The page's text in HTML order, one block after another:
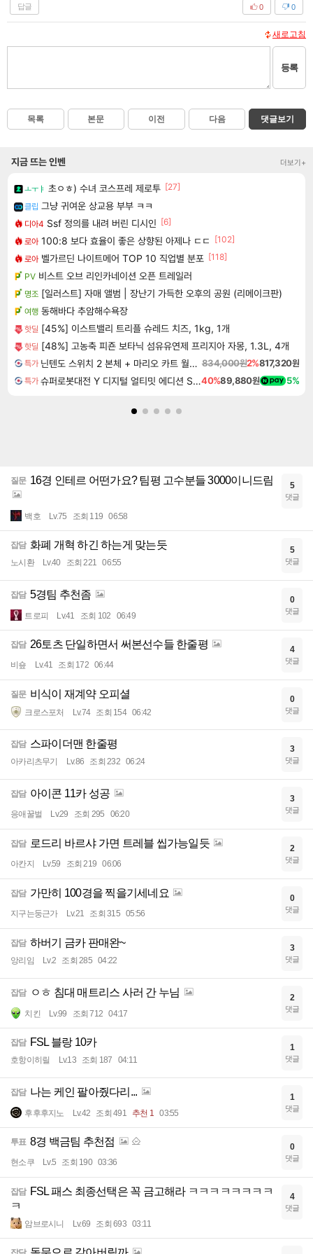
답글 0
0
새로고침
등록
목록 본문 이전 다음 댓글보기
지금 뜨는 인벤 더보기+
ㅗㅜㅑ 초ㅇㅎ) 수녀 코스프레 제로투 [27]
클립 그냥 귀여운 상교용 부부 ㅋㅋ
디아4 Ssf 정의를 내려 버린 디시인 [6]
로아 100:8 보다 효율이 좋은 상향된 아제나 ㄷㄷ
[102]
로아 벨가르딘 나이트메어 TOP 10 직업별 분포 [118]
PV 비스트 오브 리인카네이션 오픈 트레일러
명조 [일러스트] 자매 앨범 | 장난기 가득한 오후의 공원 (리메이크판)
여행 동해바다 추암해수욕장
핫딜 [45%] 이스트밸리 트리플 슈레드 치즈, 1kg, 1개
핫딜 [48%] 고농축 피죤 보타닉 섬유유연제 프리지아 자몽, 1.3L, 4개
특가 닌텐도 스위치 2 본체 + 마리오 카트 월드 + 포켓몬 포코피아 번들 834,000원2%817,320원
특가 슈퍼로봇대전 Y 디지털 얼티밋 에디션 Super Robot Wars Y Digital Ultimate Edition40%89,880원 5%
질문 16경 인테르 어떤가요? 팀평 고수분들 3000이니드림
백호 Lv.75 조회 119 06:58
5
댓글
잡담 화폐 개혁 하긴 하는게 맞는듯
노시환 Lv.40 조회 221 06:55
5
댓글
잡담 5경팀 추천좀
트로피 Lv.41 조회 102 06:49
0
댓글
잡담 26토츠 단일하면서 써본선수들 한줄평
비숖 Lv.41 조회 172 06:44
4
댓글
질문 비식이 재계약 오피셜
크로스포처 Lv.74 조회 154 06:42
0
댓글
잡담 스파이더맨 한줄평
아카리츠무기 Lv.86 조회 232 06:24
3
댓글
잡담 아이콘 11카 성공
응애꿀벌 Lv.29 조회 295 06:20
3
댓글
잡담 로드리 바르샤 가면 트레블 씹가능일듯
아칸지 Lv.59 조회 219 06:06
2
댓글
잡담 가만히 100경을 찍을기세네요
지구는둥근가 Lv.21 조회 315 05:56
0
댓글
잡담 하버기 금카 판매완~
앙리임 Lv.2 조회 285 04:22
3
댓글
잡담 ㅇㅎ 침대 매트리스 사러 간 누님
치킨 Lv.99 조회 712 04:17
2
댓글
잡담 FSL 블랑 10카
호항이히릴 Lv.13 조회 187 04:11
1
댓글
잡담 나는 케인 팔아줬다리...
후후후지노 Lv.42 조회 491 추천 1 03:55
1
댓글
투표 8경 백금팀 추천점
현소쿠 Lv.5 조회 190 03:36
0
댓글
잡담 FSL 패스 최종선택은 꼭 금고해라 ㅋㅋㅋㅋㅋㅋㅋㅋ
ㅋ
암브로시니 Lv.69 조회 693 03:11
4
댓글